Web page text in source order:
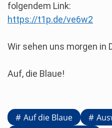
folgendem Link:
https://t1p.de/ve6w2
Wir sehen uns morgen in
Auf, die Blaue!
Auf die Blaue